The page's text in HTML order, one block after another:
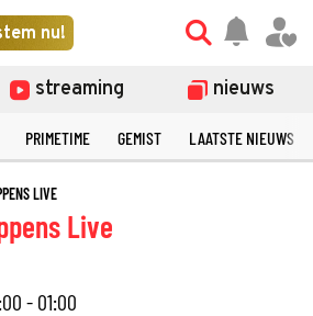
nu!
streaming nieuws
PRIMETIME GEMIST LAATSTE NIEUWS
LIVE
Live
- 01:00